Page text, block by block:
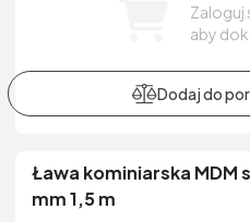
Zaloguj
aby
Ława kominiarska
mm 1,5 m